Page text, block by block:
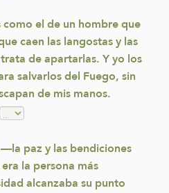
el de un hombre que
caen las langostas y las
de apartarlas. Y yo los
salvarlos del Fuego, sin
de mis manos.
paz y las bendiciones
la persona más
alcanzaba su punto